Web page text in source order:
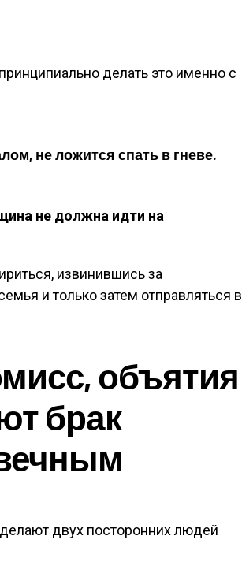
делать это именно с
не ложится спать в гневе.
не должна идти на
извинившись за
и только затем отправляться в
объятия
брак
двух посторонних людей